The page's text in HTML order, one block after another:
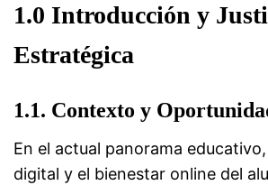
1.0 Introducción y
Estratégica
1.1. Contexto y
En el actual panorama
digital y el bienestar online del